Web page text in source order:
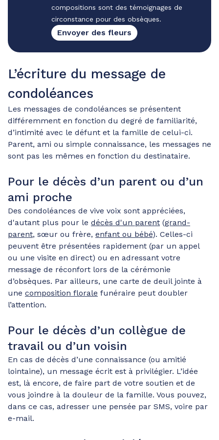
compositions sont des témoignages de
circonstance pour des obsèques.
Envoyer des fleurs
L’écriture du message de
condoléances
Les messages de condoléances se présentent
différemment en fonction du degré de familiarité,
d’intimité avec le défunt et la famille de celui-ci.
Parent, ami ou simple connaissance, les messages ne
sont pas les mêmes en fonction du destinataire.
Pour le décès d’un parent ou d’un
ami proche
Des condoléances de vive voix sont appréciées,
d'autant plus pour le décès d'un parent (grand-
parent, sœur ou frère, enfant ou bébé). Celles-ci
peuvent être présentées rapidement (par un appel
ou une visite en direct) ou en adressant votre
message de réconfort lors de la cérémonie
d’obsèques. Par ailleurs, une carte de deuil jointe à
une composition florale funéraire peut doubler
l’attention.
Pour le décès d’un collègue de
travail ou d’un voisin
En cas de décès d’une connaissance (ou amitié
lointaine), un message écrit est à privilégier. L’idée
est, là encore, de faire part de votre soutien et de
vous joindre à la douleur de la famille. Vous pouvez,
dans ce cas, adresser une pensée par SMS, voire par
e-mail.